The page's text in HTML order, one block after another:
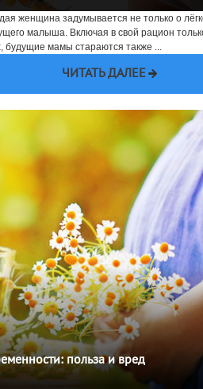
женщина задумывается не только о
малыша. Включая в свой рацион
будущие мамы стараются также ...
ЧИТАТЬ ДАЛЕЕ
польза и вред